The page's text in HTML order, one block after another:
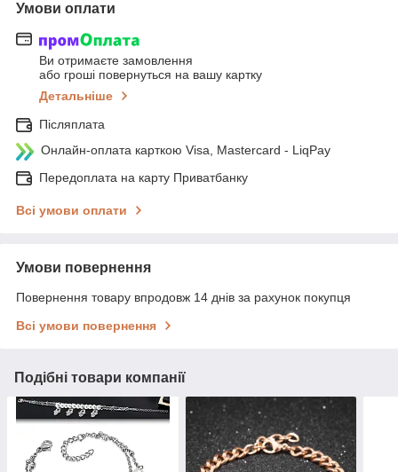
Умови оплати
Ви отримаєте замовлення
або гроші повернуться на вашу картку
Детальніше
Післяплата
Онлайн-оплата карткою Visa, Mastercard - LiqPay
Передоплата на карту Приватбанку
Всі умови оплати
Умови повернення
Повернення товару впродовж 14 днів за рахунок покупця
Всі умови повернення
Подібні товари компанії